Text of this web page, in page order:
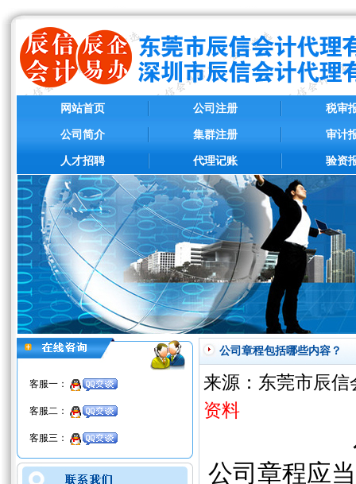
网站首页
公司简介
人才招聘
公司注册
集群注册
代理记账
税审
审计
验资
客服一：
客服二：
客服三：
公司章程包括哪些内容？
来源：东莞市辰
资料
公司章程应